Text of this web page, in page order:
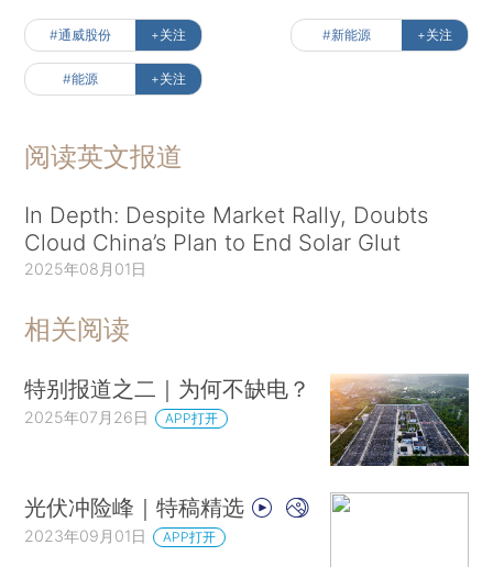
#通威股份 +关注 #新能源 +关注
#能源 +关注
阅读英文报道
In Depth: Despite Market Rally, Doubts
Cloud China’s Plan to End Solar Glut
2025年08月01日
相关阅读
特别报道之二｜为何不缺电？
2025年07月26日 APP打开
光伏冲险峰｜特稿精选
2023年09月01日 APP打开